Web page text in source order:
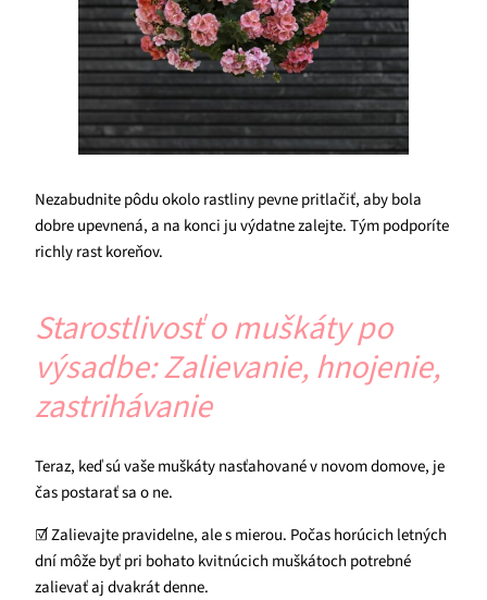
Nezabudnite pôdu okolo rastliny pevne pritlačiť, aby bola
dobre upevnená, a na konci ju výdatne zalejte. Tým podporíte
richly rast koreňov.
Starostlivosť o muškáty po
výsadbe: Zalievanie, hnojenie,
zastrihávanie
Teraz, keď sú vaše muškáty nasťahované v novom domove, je
čas postarať sa o ne.
☑ Zalievajte pravidelne, ale s mierou. Počas horúcich letných
dní môže byť pri bohato kvitnúcich muškátoch potrebné
zalievať aj dvakrát denne.